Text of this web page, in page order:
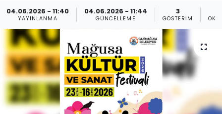
04.06.2026 - 11:40
YAYINLANMA
04.06.2026 - 11:44
GÜNCELLEME
3
GÖSTERIM
Gündem
KKTC
KKTC YEREL SEÇİM 2018
Kültür Sanat
Magazin